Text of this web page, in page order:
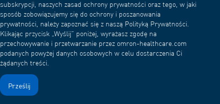
subskrypcji, naszych zasad ochrony prywatności oraz tego, w jaki
sposób zobowiązujemy się do ochrony i poszanowania
prywatności, należy zapoznać się z naszą Polityką Prywatności.
Klikając przycisk „Wyślij” poniżej, wyrażasz zgodę na
przechowywanie i przetwarzanie przez omron-healthcare.com
podanych powyżej danych osobowych w celu dostarczenia Ci
żądanych treści.